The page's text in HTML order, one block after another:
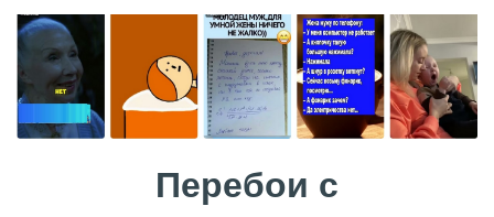
Перебои с